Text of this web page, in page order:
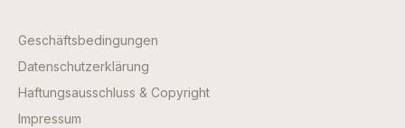
Geschäftsbedingungen
Datenschutzerklärung
Haftungsausschluss & Copyright
Impressum